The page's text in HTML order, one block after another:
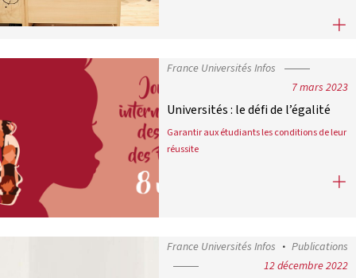
Prix étudiant pour un impact
France Universités Infos
7 mars 2023
Universités : le défi de l’égalité
Garantir aux étudiants les conditions de leur
réussite
France Universités Infos
Publications
12 décembre 2022